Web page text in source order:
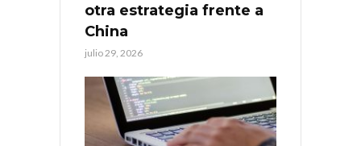
otra estrategia frente a
China
julio 29, 2026